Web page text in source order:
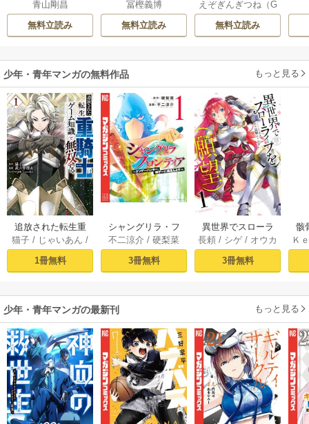
青山剛昌
無料立読み
モノクロ版
冨樫義博
無料立読み
先に行けと言って
から10年がたった
ら伝説になってい
えぞぎんぎつね（G
Aノベル／SBクリ
エイティブ刊）
eCHA
無料立読み
少年・青年マンガの無料作品 もっと見る
追放された転生重
騎士はゲーム知識
で無双する（１）
猫子 / じゃいあん /
武六甲理衣
1冊無料
シャングリラ・フ
ロンティア（１）
～クソゲーハン
ター、神ゲーに挑
不二涼介 /硬梨菜
3冊無料
異世界でスローラ
イフを（願望） 1
長頼 / シゲ / オウカ
3冊無料
骸
異
Ｋ
少年・青年マンガの最新刊 もっと見る